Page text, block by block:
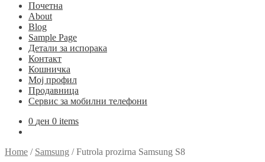
Почетна
About
Blog
Sample Page
Детали за испорака
Контакт
Кошничка
Мој профил
Продавница
Сервис за мобилни телефони
0 ден 0 items
Home / Samsung /Futrola prozirna Samsung S8